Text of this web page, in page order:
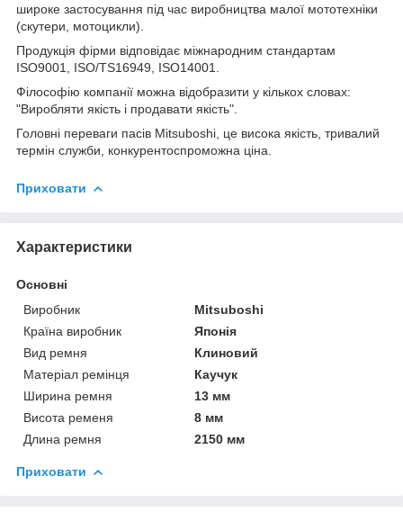
широке застосування під час виробництва малої мототехніки
(скутери, мотоцикли).
Продукція фірми відповідає міжнародним стандартам
ISO9001, ISO/TS16949, ISO14001.
Філософію компанії можна відобразити у кількох словах:
"Виробляти якість і продавати якість".
Головні переваги пасів Mitsuboshi, це висока якість, тривалий
термін служби, конкурентоспроможна ціна.
Приховати
Характеристики
Основні
Виробник
Mitsuboshi
Країна виробник
Японія
Вид ремня
Клиновий
Матеріал ремінця
Каучук
Ширина ремня
13 мм
Висота ременя
8 мм
Длина ремня
2150 мм
Приховати